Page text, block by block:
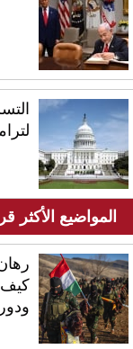
المواضيع الأكثر
كيف